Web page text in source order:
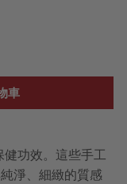
車
功效。這些手工
淨、細緻的質感